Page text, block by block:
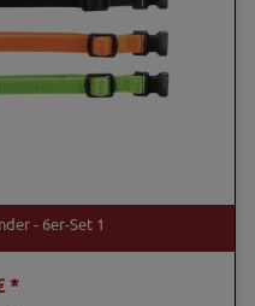
- 6er-Set 1
*